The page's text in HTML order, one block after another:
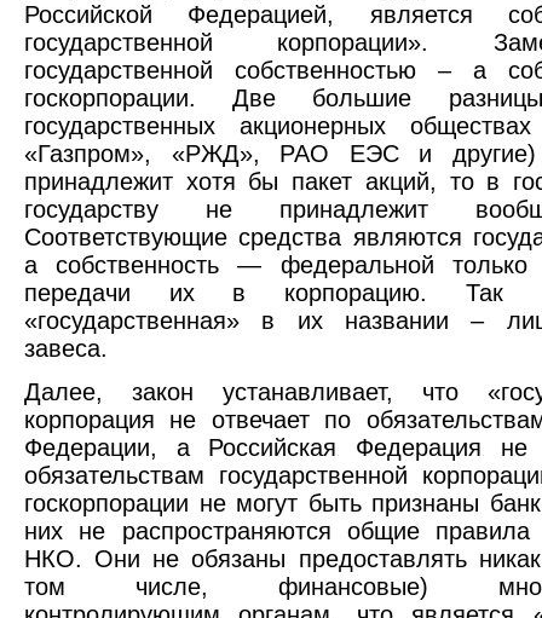
Российской Федерацией, является
государственной корпорации».
государственной собственностью – а
госкорпорации. Две большие
государственных акционерных
«Газпром», «РЖД», РАО ЕЭС и другие)
принадлежит хотя бы пакет акций, то в
государству не принадлежит
Соответствующие средства являются
а собственность — федеральной
передачи их в корпорацию. Так
«государственная» в их названии –
завеса.
Далее, закон устанавливает, что
корпорация не отвечает по
Федерации, а Российская Федерация не
обязательствам государственной
госкорпорации не могут быть признаны
них не распространяются общие правила
НКО. Они не обязаны предоставлять
том числе, финансовые)